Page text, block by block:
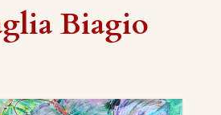
Biagio